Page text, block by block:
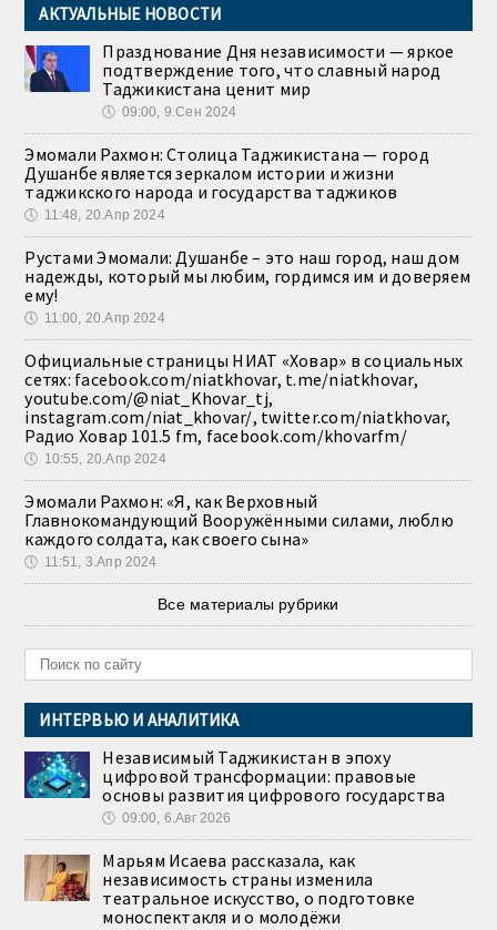
АКТУАЛЬНЫЕ НОВОСТИ
Празднование Дня независимости — яркое
подтверждение того, что славный народ
Таджикистана ценит мир
🕔 09:00, 9.Сен 2024
Эмомали Рахмон: Столица Таджикистана — город
Душанбе является зеркалом истории и жизни
таджикского народа и государства таджиков
🕔 11:48, 20.Апр 2024
Рустами Эмомали: Душанбе – это наш город, наш дом
надежды, который мы любим, гордимся им и доверяем
ему!
🕔 11:00, 20.Апр 2024
Официальные страницы НИАТ «Ховар» в социальных
сетях: facebook.com/niatkhovar, t.me/niatkhovar,
youtube.com/@niat_Khovar_tj,
instagram.com/niat_khovar/, twitter.com/niatkhovar,
Радио Ховар 101.5 fm, facebook.com/khovarfm/
🕔 10:55, 20.Апр 2024
Эмомали Рахмон: «Я, как Верховный
Главнокомандующий Вооружёнными силами, люблю
каждого солдата, как своего сына»
🕔 11:51, 3.Апр 2024
Все материалы рубрики
ИНТЕРВЬЮ И АНАЛИТИКА
Независимый Таджикистан в эпоху
цифровой трансформации: правовые
основы развития цифрового государства
🕔 09:00, 6.Авг 2026
Марьям Исаева рассказала, как
независимость страны изменила
театральное искусство, о подготовке
моноспектакля и о молодёжи